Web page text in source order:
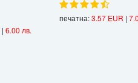
| 6.00 лв.
печатна:3.57 EUR |